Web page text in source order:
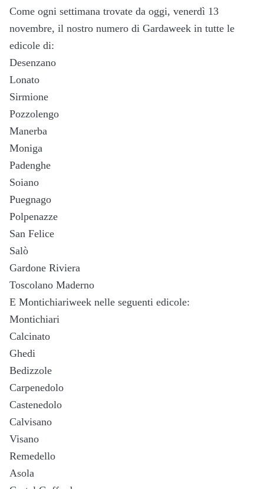
Come ogni settimana trovate da oggi, venerdì 13
novembre, il nostro numero di Gardaweek in tutte le
edicole di:
Desenzano
Lonato
Sirmione
Pozzolengo
Manerba
Moniga
Padenghe
Soiano
Puegnago
Polpenazze
San Felice
Salò
Gardone Riviera
Toscolano Maderno
E Montichiariweek nelle seguenti edicole:
Montichiari
Calcinato
Ghedi
Bedizzole
Carpenedolo
Castenedolo
Calvisano
Visano
Remedello
Asola